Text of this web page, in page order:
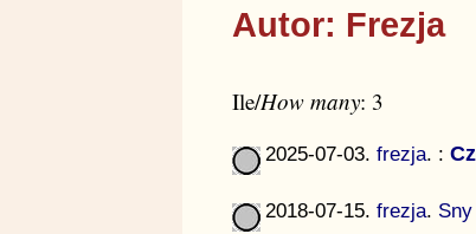
Autor: Frezja
Ile/How many: 3
2025-07-03. frezja. :
2018-07-15. frezja.